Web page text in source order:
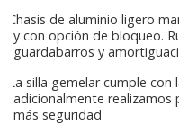
Chasis de aluminio ligero
y con opción de bloqueo.
guardabarros y
La silla gemelar cumple
adicionalmente realizamos
más seguridad